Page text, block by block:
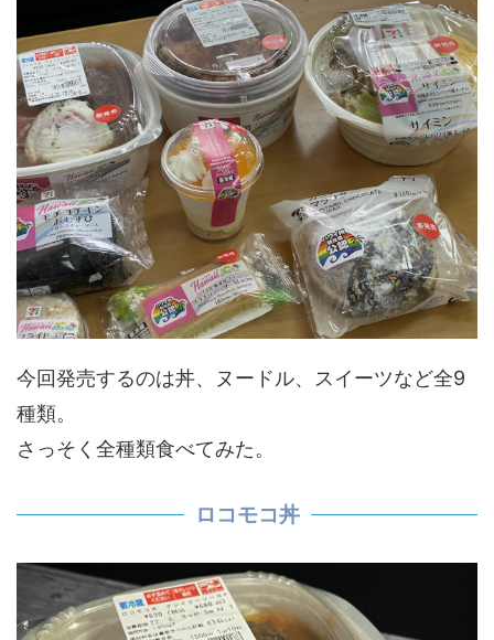
今回発売するのは丼、ヌードル、スイーツなど全9
種類。
さっそく全種類食べてみた。
ロコモコ丼